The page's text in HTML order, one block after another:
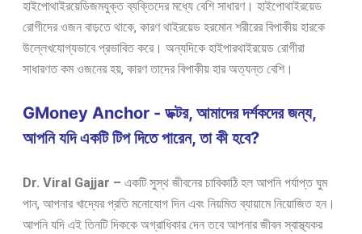
হাইপোথাইরয়েডিজমযুক্ত ব্যক্তিদের মধ্যে বেশি সাধারণ। হাইপোথাইরয়েড
রোগীদের ওজন বাড়তে থাকে, কারণ থাইরয়েড হরমোন শরীরের বিপাকীয় হারকে
উল্লেখযোগ্যভাবে প্রভাবিত করে। অন্যদিকে হাইপারথাইরয়েড রোগীরা
সাধারণত কম ওজনের হয়, কারণ তাদের বিপাকীয় হার অত্যন্ত বেশি।
GMoney Anchor - ডক্টর, আমাদের দর্শকদের জন্য,
আপনি যদি একটি টিপ দিতে পারেন, তা কী হবে?
Dr. Viral Gajjar – একটি সুস্থ জীবনের চাবিকাঠি হল আপনি পর্যাপ্ত ঘুম
পান, আপনার খাদ্যের প্রতি মনোযোগ দিন এবং নিয়মিত ব্যায়ামে নিয়োজিত হন।
আপনি যদি এই তিনটি দিককে অগ্রাধিকার দেন তবে আপনার জীবন স্বাস্থ্যকর